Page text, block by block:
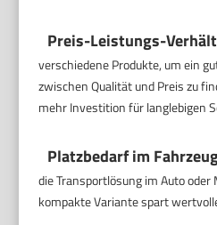
Preis-Leistungs-
verschiedene Produkte, um ein
zwischen Qualität und Preis zu
mehr Investition für langlebigen
Platzbedarf im
die Transportlösung im Auto
kompakte Variante spart